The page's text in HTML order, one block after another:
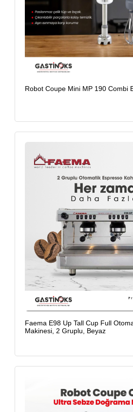
Robot Coupe Mini MP 190 Combi
Faema E98 Up Tall Cup Full
Makinesi, 2 Gruplu, Beyaz